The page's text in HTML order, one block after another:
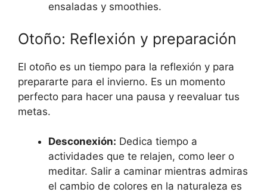
ensaladas y smoothies.
Otoño: Reflexión y preparación
El otoño es un tiempo para la reflexión y para
prepararte para el invierno. Es un momento
perfecto para hacer una pausa y reevaluar tus
metas.
Desconexión: Dedica tiempo a
actividades que te relajen, como leer o
meditar. Salir a caminar mientras admiras
el cambio de colores en la naturaleza es